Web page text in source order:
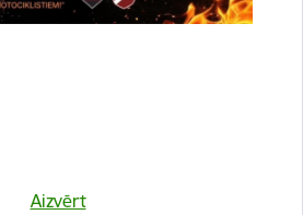
Aizvērt
platforma izmanto sīkdatnes, lai
lietošanas ērtumu. Jums tiek